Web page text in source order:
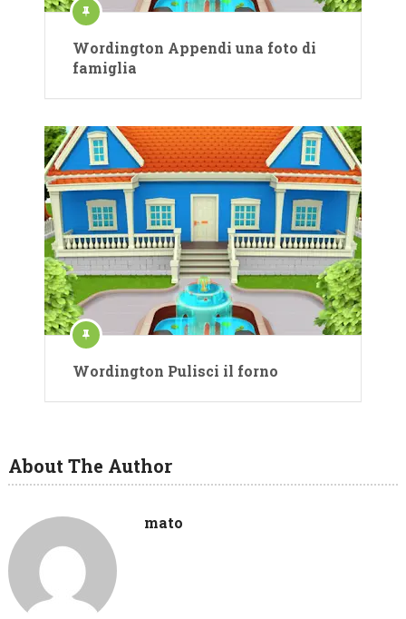
Wordington Appendi una foto di
famiglia
Wordington Pulisci il forno
About The Author
mato